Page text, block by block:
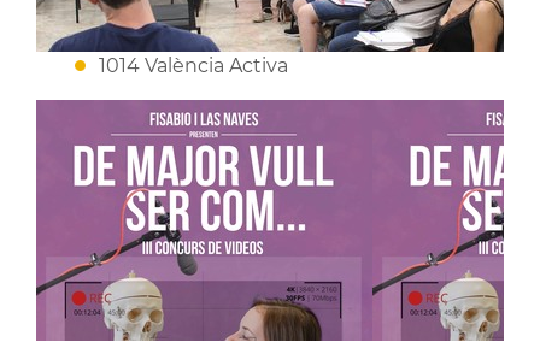
1014 València Activa